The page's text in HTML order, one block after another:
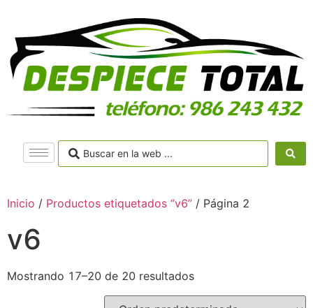
Inicio / Productos etiquetados “v6” / Página 2
v6
Mostrando 17–20 de 20 resultados